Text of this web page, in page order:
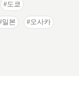
도쿄
일본 오사카